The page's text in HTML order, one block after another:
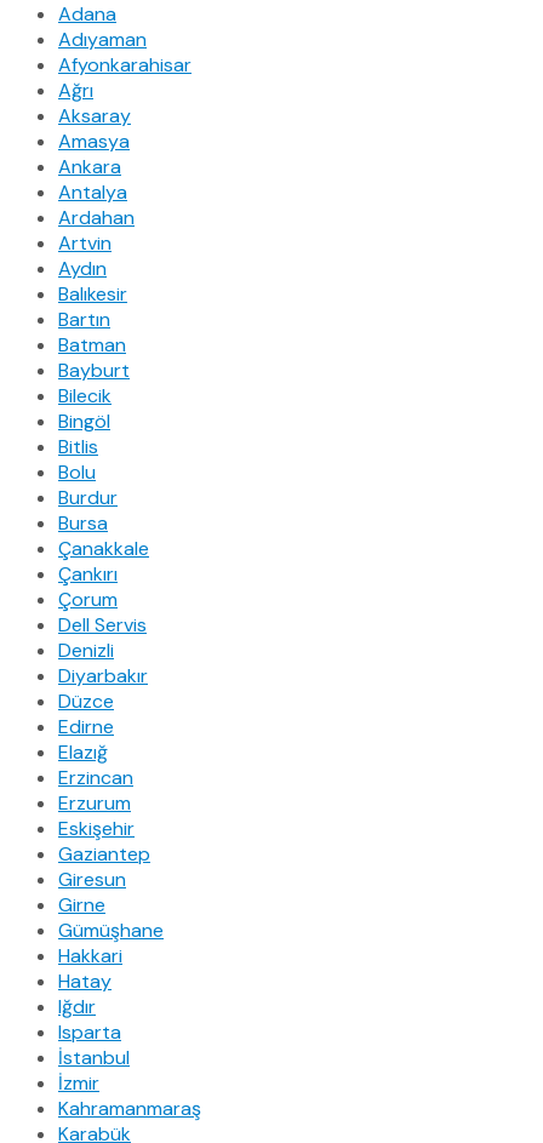
Adana
Adıyaman
Afyonkarahisar
Ağrı
Aksaray
Amasya
Ankara
Antalya
Ardahan
Artvin
Aydın
Balıkesir
Bartın
Batman
Bayburt
Bilecik
Bingöl
Bitlis
Bolu
Burdur
Bursa
Çanakkale
Çankırı
Çorum
Dell Servis
Denizli
Diyarbakır
Düzce
Edirne
Elazığ
Erzincan
Erzurum
Eskişehir
Gaziantep
Giresun
Girne
Gümüşhane
Hakkari
Hatay
Iğdır
Isparta
İstanbul
İzmir
Kahramanmaraş
Karabük